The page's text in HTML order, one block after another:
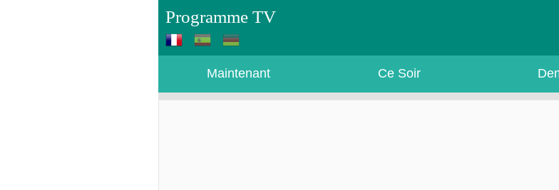
Programme TV
Maintenant Ce Soir